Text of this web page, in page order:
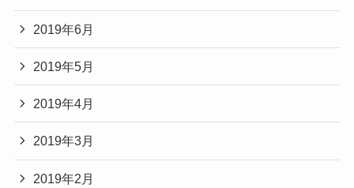
2019年6月
2019年5月
2019年4月
2019年3月
2019年2月